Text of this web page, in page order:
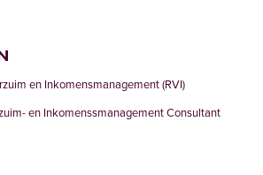
en Inkomensmanagement (RVI)
en Inkomenssmanagement Consultant